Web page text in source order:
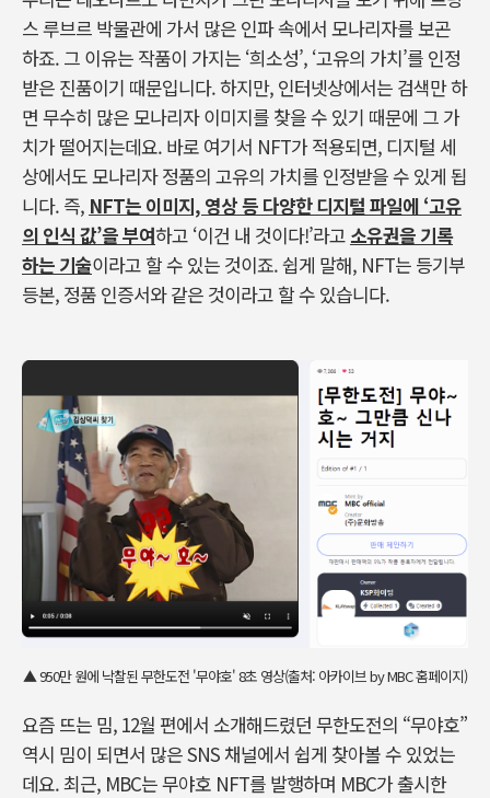
스 루브르 박물관에 가서 많은 인파 속에서 모나리자를 보곤
하죠. 그 이유는 작품이 가지는 ‘희소성’, ‘고유의 가치’를 인정
받은 진품이기 때문입니다. 하지만, 인터넷상에서는 검색만 하
면 무수히 많은 모나리자 이미지를 찾을 수 있기 때문에 그 가
치가 떨어지는데요. 바로 여기서 NFT가 적용되면, 디지털 세
상에서도 모나리자 정품의 고유의 가치를 인정받을 수 있게 됩
니다. 즉, NFT는 이미지, 영상 등 다양한 디지털 파일에 ‘고유
의 인식 값’을 부여하고 ‘이건 내 것이다!’라고 소유권을 기록
하는 기술이라고 할 수 있는 것이죠. 쉽게 말해, NFT는 등기부
등본, 정품 인증서와 같은 것이라고 할 수 있습니다.
▲ 950만 원에 낙찰된 무한도전 '무야호' 8초 영상(출처: 아카이브 by MBC 홈페이지)
요즘 뜨는 밈, 12월 편에서 소개해드렸던 무한도전의 “무야호”
역시 밈이 되면서 많은 SNS 채널에서 쉽게 찾아볼 수 있었는
데요. 최근, MBC는 무야호 NFT를 발행하며 MBC가 출시한